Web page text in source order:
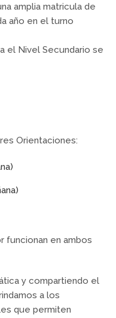
amplia matricula de
año en el turno
el Nivel Secundario se
Orientaciones:
funcionan en ambos
y compartiendo el
a los
que permiten